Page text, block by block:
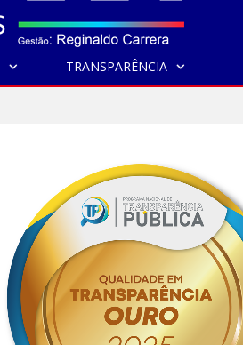
TRANSPARÊNCIA